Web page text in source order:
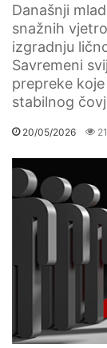
Današnji
snažnih
izgradnju
Savremeni
prepreke
stabilnog
20/05/2026